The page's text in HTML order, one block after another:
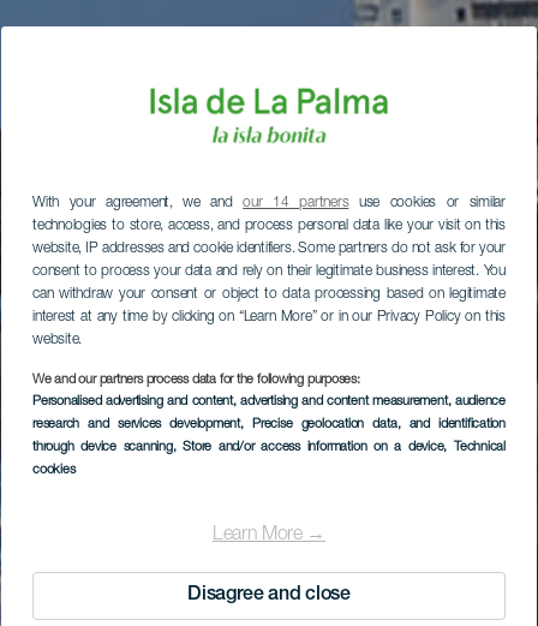
With your agreement, we andour 14 partnersuse cookies or similar
technologies to store, access, and process personal data like your visit on this
website, IP addresses and cookie identifiers. Some partners do not ask for your
consent to process your data and rely on their legitimate business interest. You
can withdraw your consent or object to data processing based on legitimate
interest at any time by clicking on “Learn More” or in our Privacy Policy on this
website.
We and our partners process data for the following purposes:
Personalised advertising and content, advertising and content measurement, audience
research and services development, Precise geolocation data, and identification
through device scanning, Store and/or access information on a device, Technical
cookies
Learn More →
Disagree and close